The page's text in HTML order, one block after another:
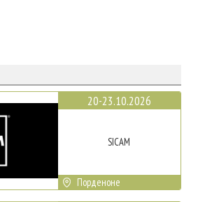
20-23.10.2026
SICAM
Порденоне